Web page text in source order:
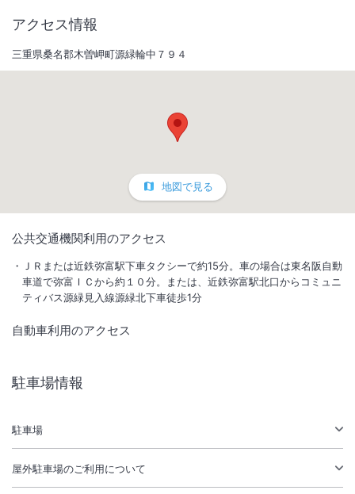
源泉１００％の温泉は肌も滑らかになる美肌の湯。料理は自慢のしし鍋
火も見れる
アクセス情報
三重県桑名郡木曽岬町源緑輪中７９４
地図で見る
公共交通機関利用のアクセス
ＪＲまたは近鉄弥富駅下車タクシーで約15分。車の場合は東名阪自動
車道で弥富ＩＣから約１０分。または、近鉄弥富駅北口からコミュニ
ティバス源緑見入線源緑北下車徒歩1分
自動車利用のアクセス
駐車場情報
駐車場
屋外駐車場のご利用について